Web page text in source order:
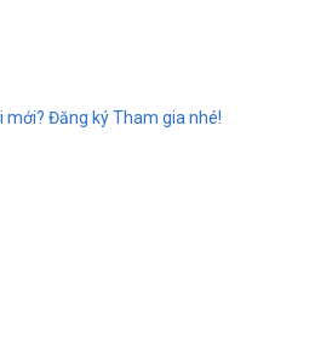
mới? Đăng ký Tham gia nhé!